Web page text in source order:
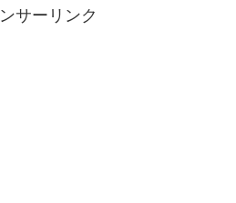
サーリンク